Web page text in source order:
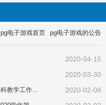
pg电子游戏首页 pg电子游戏的公告
2020-04-15
2020-03-30
南京邮电大学通达学院疫情防控期间本科教学工作安排 2020-02-08